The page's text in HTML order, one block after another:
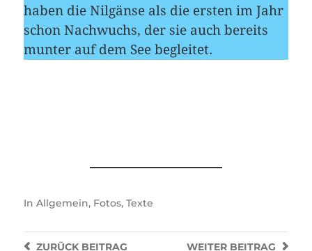
haben die Nilgänse als die ersten im Jahr
schon Nachwuchs, der sie auch bereits
munter auf dem See begleitet.
In Allgemein, Fotos, Texte
WEITER BEITRAG
ZURÜCKBEITRAG